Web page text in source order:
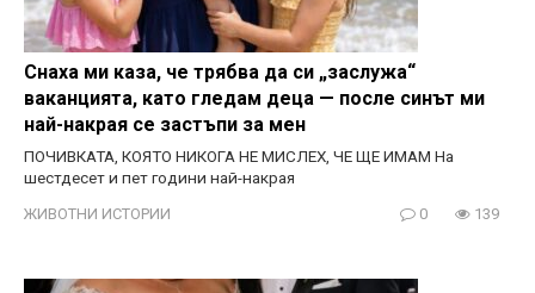
Снаха ми каза, че трябва да си „заслужа“
ваканцията, като гледам деца — после синът ми
най-накрая се застъпи за мен
ПОЧИВКАТА, КОЯТО НИКОГА НЕ МИСЛЕХ, ЧЕ ЩЕ ИМАМ На
шестдесет и пет години най-накрая
ЖИВОТНИ ИСТОРИИ 0 139